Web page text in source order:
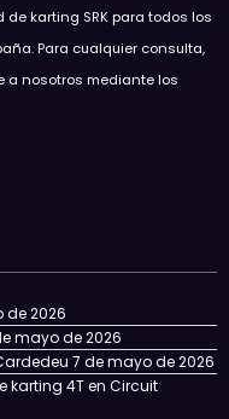
karting SRK para todos los
Para cualquier consulta,
a nosotros mediante los
de 2026
mayo de 2026
7 de mayo de 2026
karting 4T en Circuit